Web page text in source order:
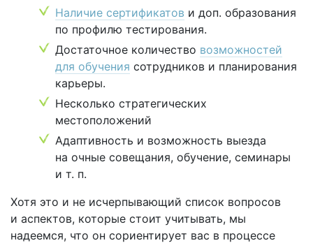
Наличие сертификатов и доп. образования
по профилю тестирования.
Достаточное количество возможностей
для обучения сотрудников и планирования
карьеры.
Несколько стратегических
местоположений
Адаптивность и возможность выезда
на очные совещания, обучение, семинары
и т. п.
Хотя это и не исчерпывающий список вопросов
и аспектов, которые стоит учитывать, мы
надеемся, что он сориентирует вас в процессе